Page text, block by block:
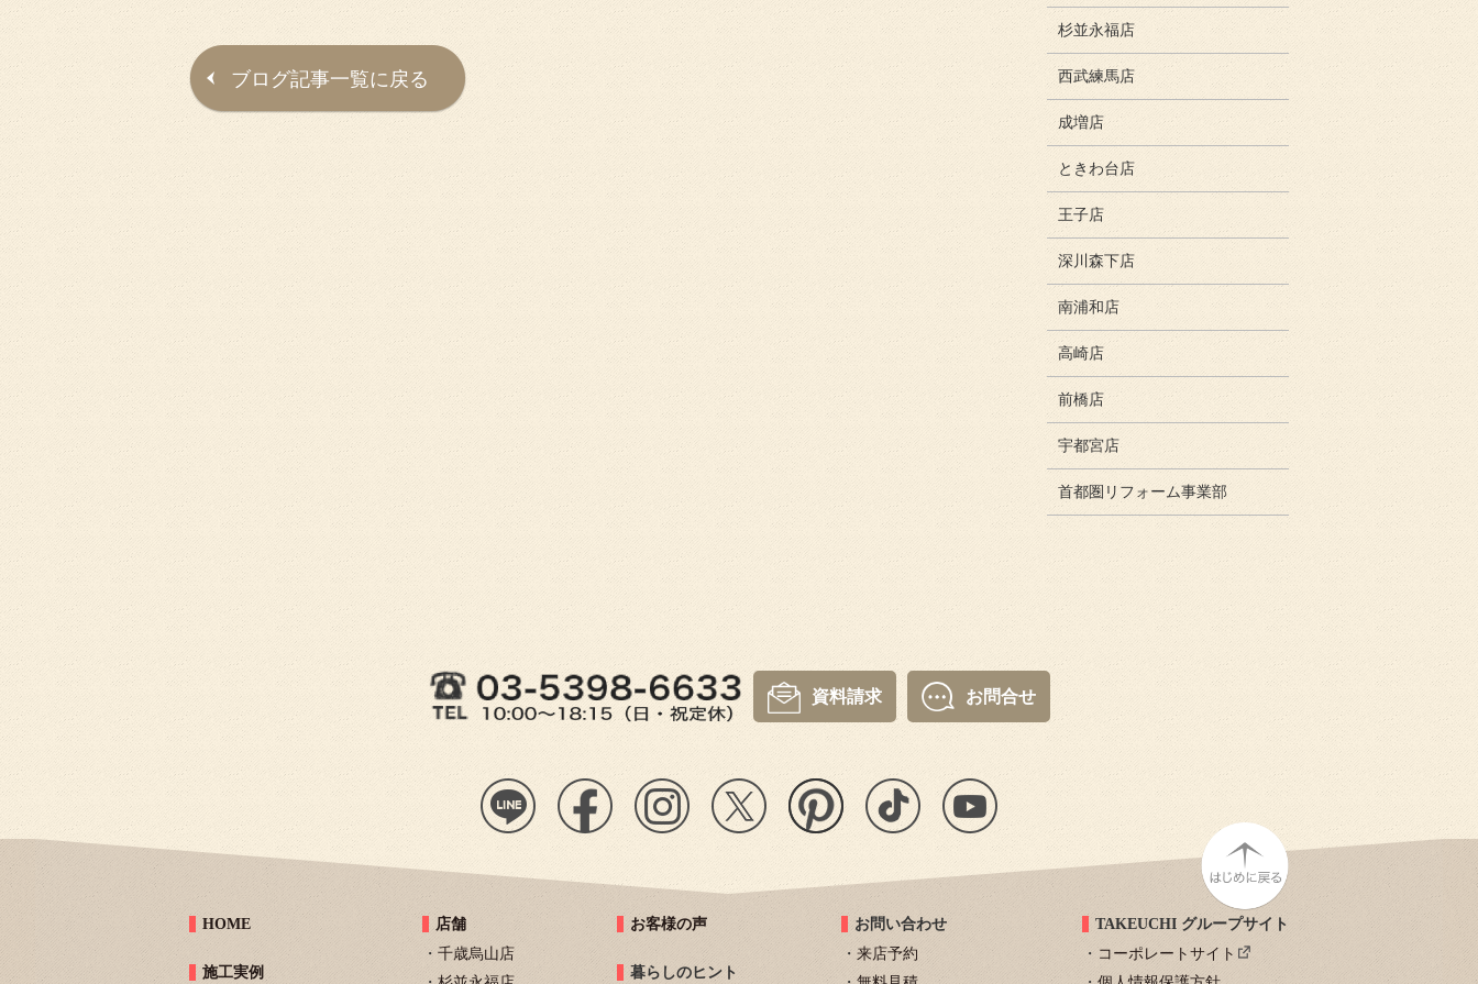
ブログ記事一覧に戻る
杉並永福店
西武練馬店
成増店
ときわ台店
王子店
深川森下店
南浦和店
高崎店
前橋店
宇都宮店
首都圏リフォーム事業部
資料請求 お問合せ
HOME
施工実例
店舗
千歳烏山店
お客様の声
暮らしのヒント
お問い合わせ
来店予約
TAKEUCHI グループサイト
コーポレートサイト